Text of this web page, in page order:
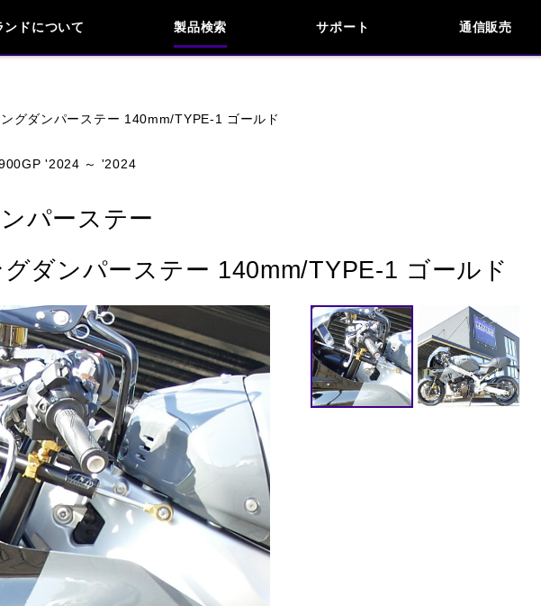
ンドについて 製品検索 サポート
お問い合わせ
よくあるご質問
通信販売
閉じる
グダンパーステー 140mm/TYPE-1 ゴールド
'2024 ～ '2024
パーステー
ダンパーステー 140mm/TYPE-1 ゴールド